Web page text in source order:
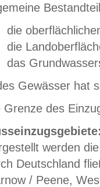
die
die
das
Gewässer hat
Grenze des
werden
Deutschland
/ Peene,